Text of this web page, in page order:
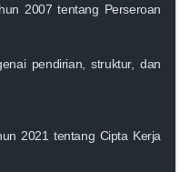
2007 tentang Perseroan
pendirian, struktur, dan
2021 tentang Cipta Kerja